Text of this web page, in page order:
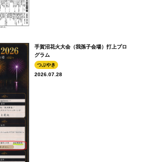
手賀沼花火大会（我孫子会場）打上プロ
グラム
つぶやき
2026.07.28